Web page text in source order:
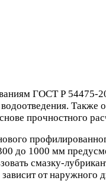
ГОСТ Р 54475-
Также
прочностного
до 1000 мм
смазку-
от наружного